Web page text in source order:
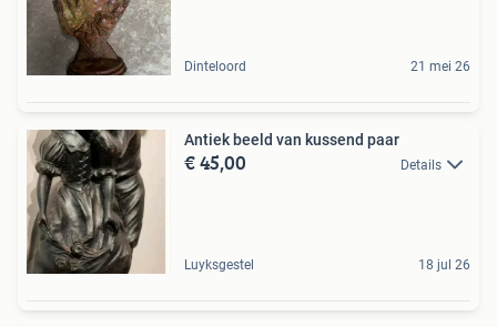
Dinteloord 21 mei 26
Antiek beeld van kussend paar
€ 45,00 Details
Luyksgestel 18 jul 26